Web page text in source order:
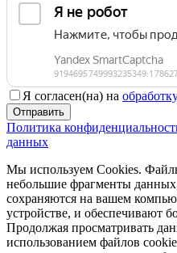
Я согласен(на) на
Отправить
Политика
данных
Мы используем Cookies.
небольшие фрагменты
сохраняются на вашем
устройстве, и обеспечивают
Продолжая просматривать
использованием файлов